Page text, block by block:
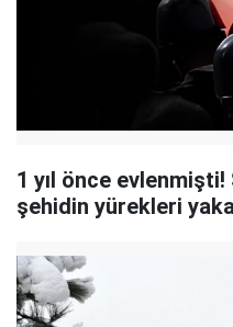
1 yıl önce evlenmişti!
şehidin yürekleri